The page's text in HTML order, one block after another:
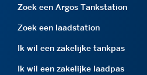
Zoek een Argos Tankstation
Zoek een laadstation
Ik wil een zakelijke tankpas
Ik wil een zakelijke laadpas